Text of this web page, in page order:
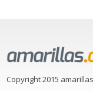
Copyright 2015